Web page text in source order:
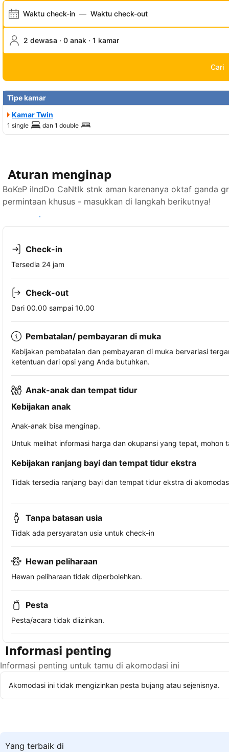
Waktu check-in — Waktu check-out
2 dewasa · 0 anak · 1 kamar
Cari
Tipe kamar
Kamar Twin
1 single dan 1 double
Aturan menginap
BoKeP iIndDo CaNtIk stnk aman karenanya oktaf ganda
permintaan khusus - masukkan di langkah berikutnya!
Lihat ketersediaan
Check-in
Tersedia 24 jam
Check-out
Dari 00.00 sampai 10.00
Pembatalan/ pembayaran di muka
Kebijakan pembatalan dan pembayaran di muka bervariasi
ketentuan dari opsi yang Anda butuhkan.
Anak-anak dan tempat tidur
Kebijakan anak
Anak-anak bisa menginap.
Untuk melihat informasi harga dan okupansi yang tepat,
Kebijakan ranjang bayi dan tempat tidur ekstra
Tidak tersedia ranjang bayi dan tempat tidur ekstra di
Tanpa batasan usia
Tidak ada persyaratan usia untuk check-in
Hewan peliharaan
Hewan peliharaan tidak diperbolehkan.
Pesta
Pesta/acara tidak diizinkan.
Informasi penting
Informasi penting untuk tamu di akomodasi ini
Akomodasi ini tidak mengizinkan pesta bujang atau sejenisnya.
Yang terbaik di